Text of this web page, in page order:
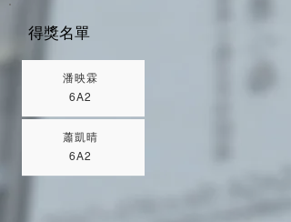
得獎名單
潘映霖
6A2
蕭凱晴
6A2